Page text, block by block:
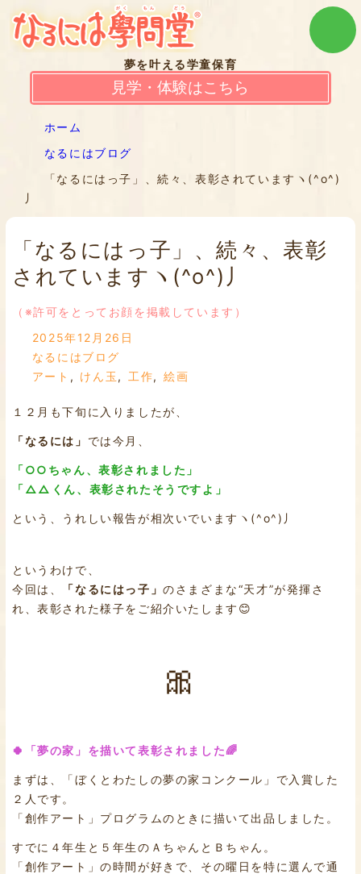
夢を叶える学童保育
見学・体験はこちら
ホーム
なるにはブログ
「なるにはっ子」、続々、表彰されていますヽ(^o^)
丿
「なるにはっ子」、続々、表彰
されていますヽ(^o^)丿
（※許可をとってお顔を掲載しています）
2025年12月26日
なるにはブログ
アート , けん玉 , 工作, 絵画
１２月も下旬に入りましたが、
「なるには」 では今月、
「○○ちゃん、表彰されました」
「△△くん、表彰されたそうですよ」
という、うれしい報告が相次いでいますヽ(^o^)丿
というわけで、
今回は、
「なるにはっ子」のさまざまな“天才”が発揮さ
れ、表彰された様子をご紹介いたします😊
🎀
🍀「夢の家」を描いて表彰されました🌈
まずは、「ぼくとわたしの夢の家コンクール」で入賞した
２人です。
「創作アート」プログラムのときに描いて出品しました。
すでに４年生と５年生のＡちゃんとＢちゃん。
「創作アート」の時間が好きで、その曜日を特に選んで通